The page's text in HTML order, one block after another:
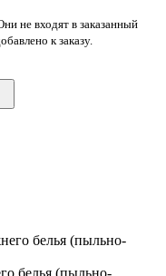
не входят в заказанный
к заказу.